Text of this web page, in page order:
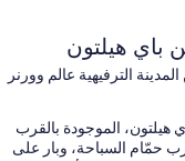
باي هيلتون
الترفيهية عالم وورنر
هيلتون، الموجودة بالقرب
ياس التجاري، 2 بارات قرب حمّام السباحة، وبار على